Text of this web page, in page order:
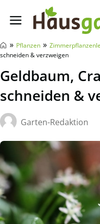
» Pflanzen »
schneiden & verzweigen
Geldbaum,
schneiden &
Garten-Redaktion